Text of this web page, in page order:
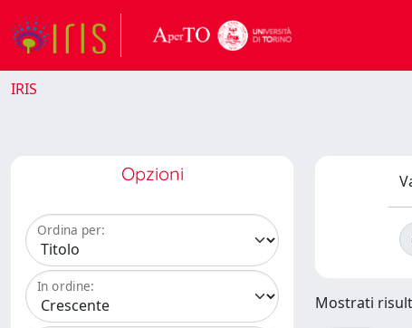
IRIS
Opzioni
Ordina per:
In ordine:
Mostrati